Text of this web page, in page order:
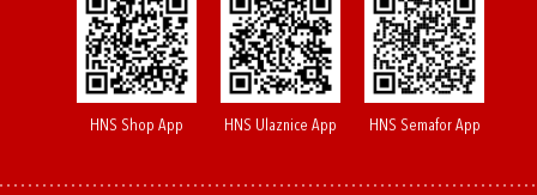
HNS Shop App HNS Ulaznice App HNS Semafor App